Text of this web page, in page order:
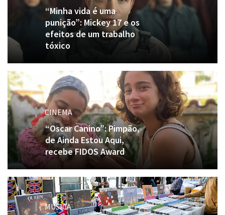
“Minha vida é uma
punição”: Mickey 17 e os
efeitos de um trabalho
tóxico
CINEMA
“Oscar Canino”: Pimpão,
de Ainda Estou Aqui,
recebe FIDOS Award
MÚSICA